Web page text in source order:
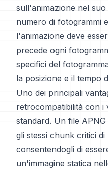
sull'animazione nel
numero di fotogrammi
l'animazione deve
precede ogni
specifici del
la posizione e il tempo
Uno dei principali
retrocompatibilità con i
standard. Un file
gli stessi chunk critici
consentendogli di
un'immagine statica